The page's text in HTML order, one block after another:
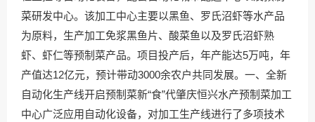
菜研发中心。该加工中心主要以黑鱼、罗氏沼虾等水产品
为原料，生产加工免浆黑鱼片、酸菜鱼以及罗氏沼虾熟
虾、虾仁等预制菜产品。项目投产后，年产能达5万吨，年
产值达12亿元，预计带动3000余农户共同发展。一、全新
自动化生产线开启预制菜新“食”代肇庆恒兴水产预制菜加工
中心广泛应用自动化设备，对加工生产线进行了多项技术